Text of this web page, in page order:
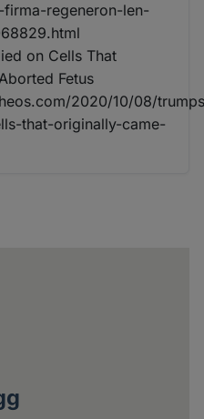
regeneron-len-
on Cells That
Fetus
2020/10/08/
that-originally-came-